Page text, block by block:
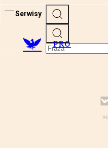
Serwisy
PRO